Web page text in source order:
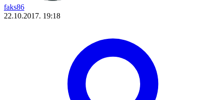
faks86
22.10.2017. 19:18